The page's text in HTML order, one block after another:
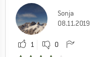
Sonja
08.11.2019
1 0